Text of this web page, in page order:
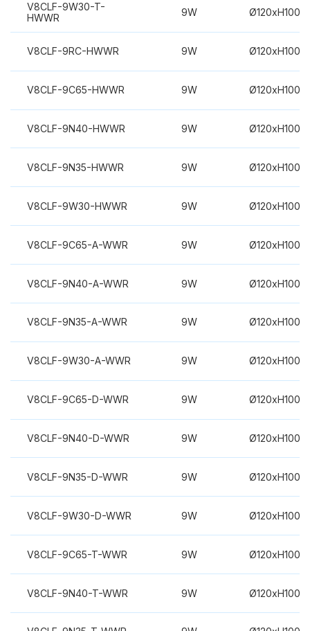
V8CLF-9W30-T-
HWWR
9W
V8CLF-9RC-HWWR 9W
V8CLF-9C65-HWWR 9W
V8CLF-9N40-HWWR 9W
V8CLF-9N35-HWWR 9W
V8CLF-9W30-HWWR 9W
V8CLF-9C65-A-WWR 9W
V8CLF-9N40-A-WWR 9W
V8CLF-9N35-A-WWR 9W
V8CLF-9W30-A-WWR 9W
V8CLF-9C65-D-WWR 9W
V8CLF-9N40-D-WWR 9W
V8CLF-9N35-D-WWR 9W
V8CLF-9W30-D-WWR 9W
V8CLF-9C65-T-WWR 9W
V8CLF-9N40-T-WWR 9W